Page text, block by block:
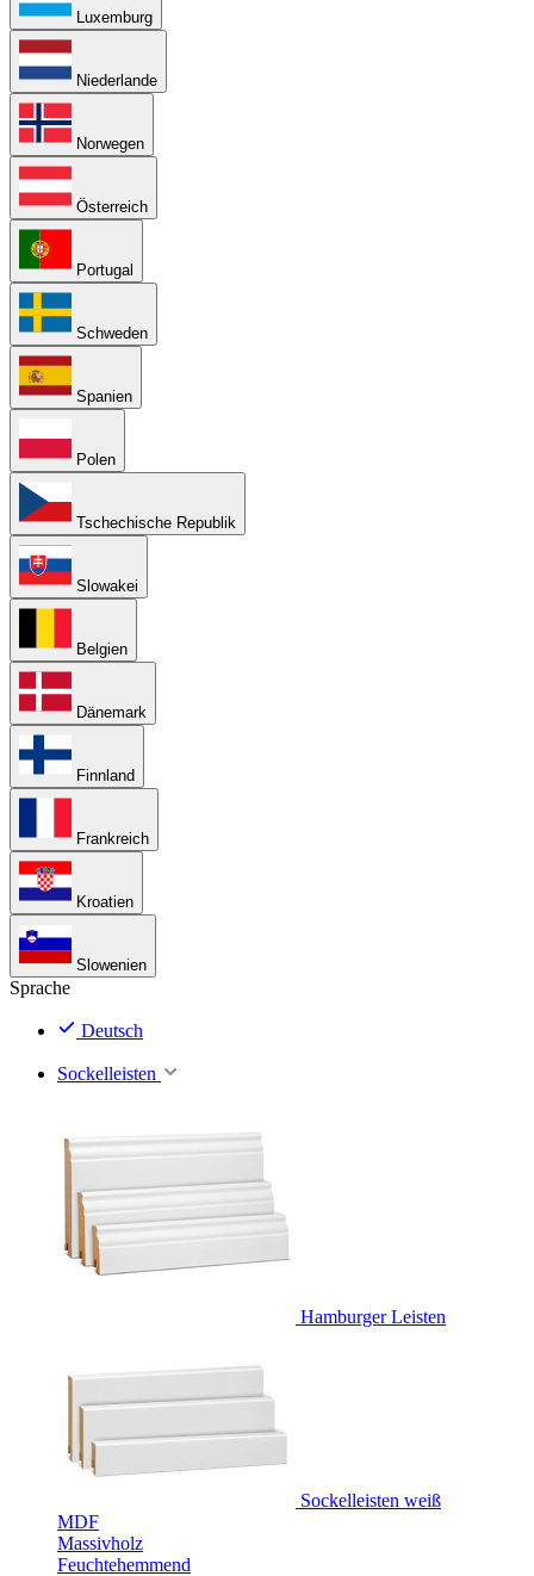
Luxemburg
Niederlande
Norwegen
Österreich
Portugal
Schweden
Spanien
Polen
Tschechische Republik
Slowakei
Belgien
Dänemark
Finnland
Frankreich
Kroatien
Slowenien
Sprache
Deutsch
Sockelleisten
Hamburger Leisten
Sockelleisten weiß
MDF
Massivholz
Feuchtehemmend